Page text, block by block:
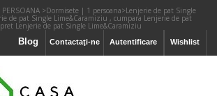
>Dormisete | 1 persoana>Lenjerie de pat Single
de pat Single Lime&Caramiziu , cumpara Lenjerie de pat
Lenjerie de pat Single Lime&Caramiziu
Wishlist
Autentificare
Contactaţi-ne
Blog